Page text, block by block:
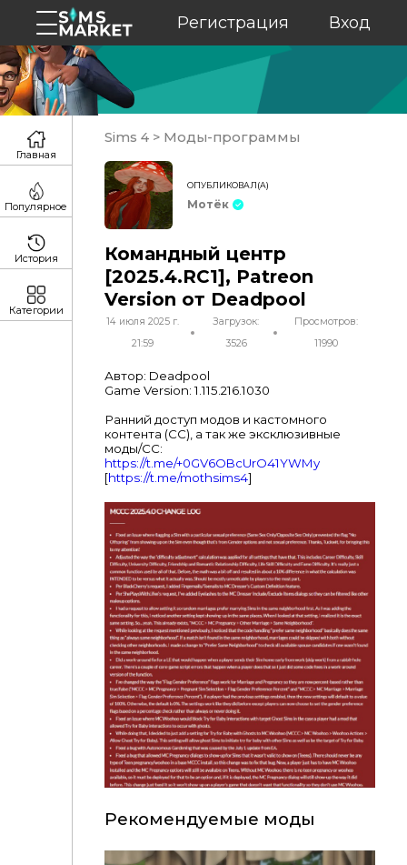
Регистрация Вход
Sims 4 > Моды-программы
ОПУБЛИКОВАЛ(А)
Мотёк
Командный центр
[2025.4.RC1], Patreon
Version от Deadpool
14 июля 2025 г.
21:59
Загрузок:
3526
Просмотров:
11990
Автор: Deadpool
Game Version: 1.115.216.1030
Ранний доступ модов и кастомного
контента (CC), а так же эксклюзивные
моды/CC:
https://t.me/+0GV6OBcUrO41YWMy
[https://t.me/mothsims4]
Рекомендуемые моды
Главная
Популярное
История
Категории